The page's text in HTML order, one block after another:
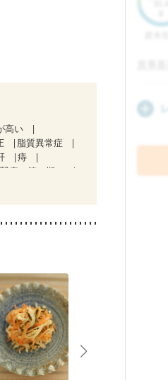
高い
脂質異常症
痔
症（第２期）
（混合栄養）